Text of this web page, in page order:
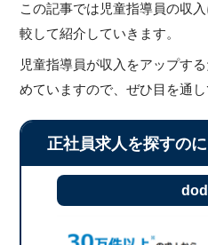
この記事では児童指導員の収
較して紹介していきます。
児童指導員が収入をアップす
めていますので、ぜひ目を通し
正社員求人を探すの